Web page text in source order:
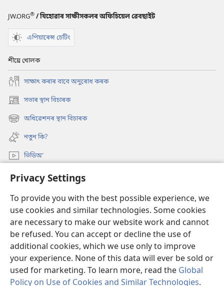
Privacy Settings
To provide you with the best possible experience, we
use cookies and similar technologies. Some cookies
are necessary to make our website work and cannot
be refused. You can accept or decline the use of
additional cookies, which we use only to improve
your experience. None of this data will ever be sold or
used for marketing. To learn more, read the Global
Policy on Use of Cookies and Similar Technologies.
JW.ORG® / যিহোৱাৰ সাক্ষীসকলৰ অফিচিয়েল ৱেবছাইট
এপিয়াৰেন্স চেটিং
শীঘ্ৰে খোলক
সাক্ষাৎ কৰাৰ বাবে অনুৰোধ কৰক
সভাৰ স্থান বিচাৰক
(opens
new
window)
অধিৱেশনৰ স্থান বিচাৰক
(opens
new
window)
নতুন কি?
ভিডিঅ’
অনুসন্ধান
দান-বৰঙণি
(opens
new
window)
ৱাচটাৱাৰ অনলাইন লাইব্ৰেৰী
(opens
new
window)JW Hub ®
(opens
new
window)